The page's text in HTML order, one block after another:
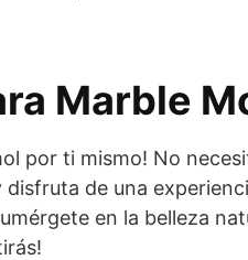
Marble
por ti mismo! No
de una
en la belleza